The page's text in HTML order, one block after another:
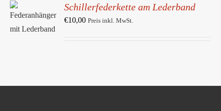
WARENKORB
/
Schillerfederkette am Lederband
€10,00 Preis inkl. MwSt.